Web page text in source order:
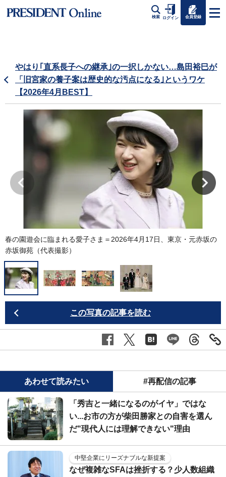
検索 ログイン 会員登録
やはり｢直系長子への継承｣の一択しかない…島田裕巳が
「旧宮家の養子案は歴史的な汚点になる｣というワケ
【2026年4月BEST】
春の園遊会に臨まれる愛子さま＝2026年4月17日、東京・元赤坂の
赤坂御苑（代表撮影）
この写真の記事を読む
あわせて読みたい #再配信の記事
「秀吉と一緒になるのがイヤ」ではな
い...お市の方が柴田勝家との自害を選ん
だ"現代人には理解できない"理由
中堅企業にリーズナブルな新提案
なぜ複雑なSFAは挫折する？少人数組織